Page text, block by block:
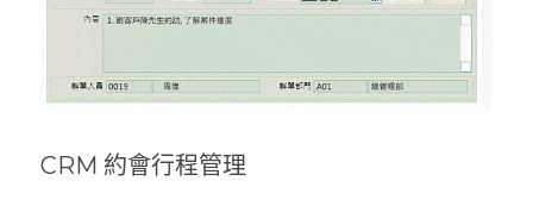
CRM 約會行程管理